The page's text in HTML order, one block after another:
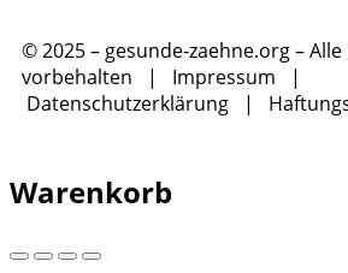
© 2025 – gesunde-zaehne.org – Alle
vorbehalten | Impressum |
Datenschutzerklärung |
Warenkorb